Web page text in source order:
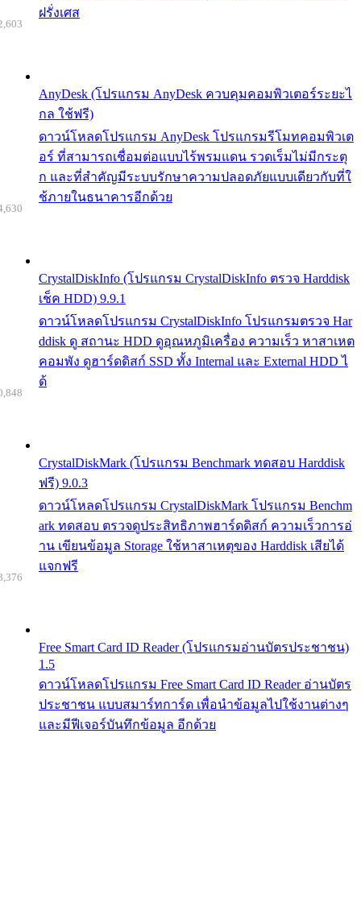
ฝรั่งเศส
AnyDesk (โปรแกรม AnyDesk ควบคุมคอมพิวเตอร์ระยะไ
กล ใช้ฟรี)
ดาวน์โหลดโปรแกรม AnyDesk โปรแกรมรีโมทคอมพิวเต
อร์ ที่สามารถเชื่อมต่อแบบไร้พรมแดน รวดเร็มไม่มีกระตุ
ก และที่สำคัญมีระบบรักษาความปลอดภัยแบบเดียวกับที่ใ
ช้ภายในธนาคารอีกด้วย
CrystalDiskInfo (โปรแกรม CrystalDiskInfo ตรวจ Harddisk
เช็ค HDD) 9.9.1
ดาวน์โหลดโปรแกรม CrystalDiskInfo โปรแกรมตรวจ Har
ddisk ดู สถานะ HDD ดูอุณหภูมิเครื่อง ความเร็ว หาสาเหต
คอมพัง ดูฮาร์ดดิสก์ SSD ทั้ง Internal และ External HDD ไ
ด้
CrystalDiskMark (โปรแกรม Benchmark ทดสอบ Harddisk
ฟรี) 9.0.3
ดาวน์โหลดโปรแกรม CrystalDiskMark โปรแกรม Benchm
ark ทดสอบ ตรวจดูประสิทธิภาพฮาร์ดดิสก์ ความเร็วการอ่
าน เขียนข้อมูล Storage ใช้หาสาเหตุของ Harddisk เสียได้
แจกฟรี
Free Smart Card ID Reader (โปรแกรมอ่านบัตรประชาชน)
1.5
ดาวน์โหลดโปรแกรม Free Smart Card ID Reader อ่านบัตร
ประชาชน แบบสมาร์ทการ์ด เพื่อนำข้อมูลไปใช้งานต่างๆ
และมีฟีเจอร์บันทึกข้อมูล อีกด้วย